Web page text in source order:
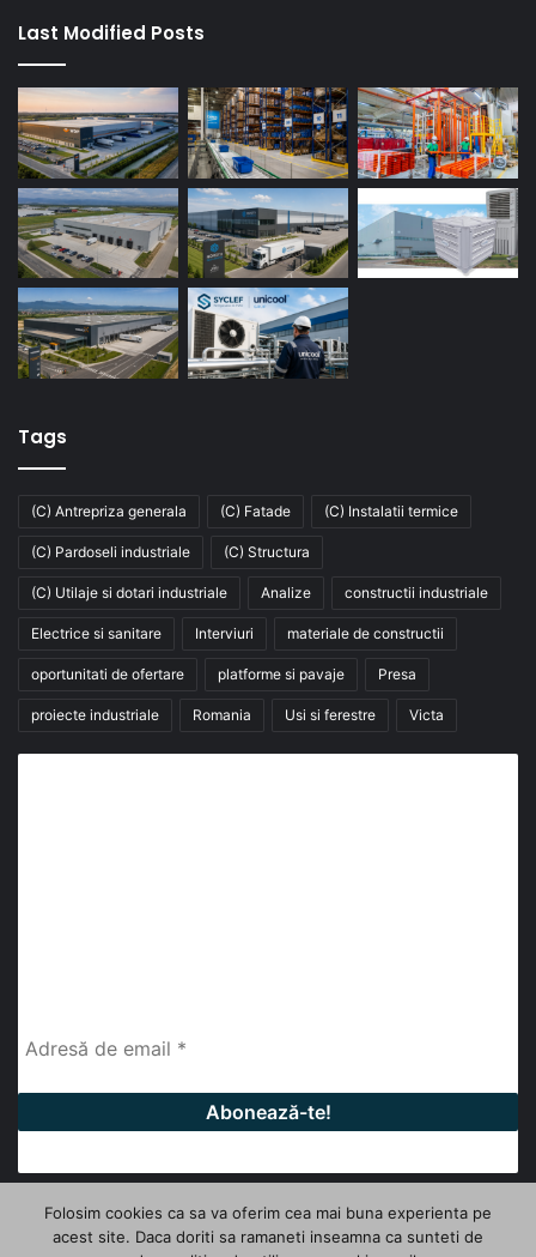
Last Modified Posts
Tags
(C) Antrepriza generala (C) Fatade (C) Instalatii termice
(C) Pardoseli industriale (C) Structura
(C) Utilaje si dotari industriale Analize constructii industriale
Electrice si sanitare Interviuri materiale de constructii
oportunitati de ofertare platforme si pavaje Presa
proiecte industriale Romania Usi si ferestre Victa
© Copyright 2026, All Rights Reserved | InfoHale
Folosim cookies ca sa va oferim cea mai buna experienta pe
acest site. Daca doriti sa ramaneti inseamna ca sunteti de